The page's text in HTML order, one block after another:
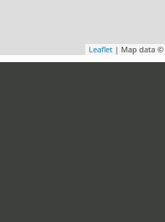
Leaflet | Map data ©